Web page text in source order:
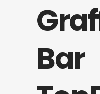
Bar